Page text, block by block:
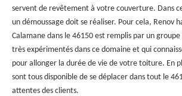
servent de revêtement à votre couverture. Dans
un démoussage doit se réaliser. Pour cela, Renov
Calamane dans le 46150 est remplis par un groupe
très expérimentés dans ce domaine et qui
pour allonger la durée de vie de votre toiture. En
sont tous disponible de se déplacer dans tout le
attentes des clients.